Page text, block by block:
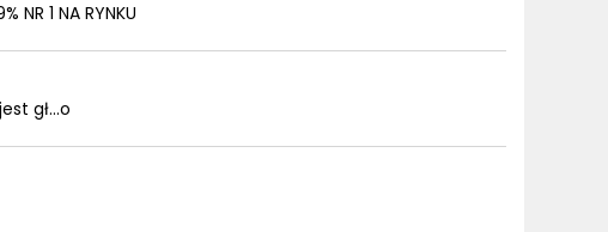
NR 1 NA RYNKU
gł...o